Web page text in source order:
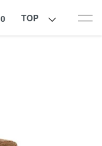
0 TOP